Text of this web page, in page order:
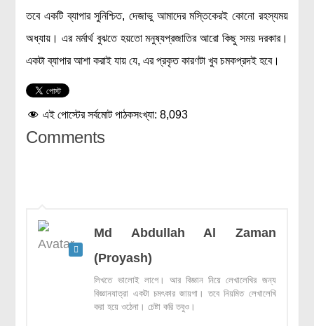
বিজ্ঞান নিয়ে কার্টুন
বাংলাদেশের কথা
তবে একটি ব্যাপার সুনিশ্চিত, দেজাভু আমাদের মস্তিকেরই কোনো রহস্যময়
অধ্যায়। এর মর্মার্থ বুঝতে হয়তো মনুষ্যপ্রজাতির আরো কিছু সময় দরকার।
একটা ব্যাপার আশা করাই যায় যে, এর প্রকৃত কারণটা খুব চমকপ্রদই হবে।
এই পোস্টের সর্বমোট পাঠকসংখ্যা:8,093
Comments
Md Abdullah Al Zaman
(Proyash)
লিখতে ভালোই লাগে। আর বিজ্ঞান নিয়ে লেখালেখির জন্য
বিজ্ঞানযাত্রা একটা চমৎকার জায়গা। তবে নিয়মিত লেখালেখি
করা হয়ে ওঠেনা। চেষ্টা করি তবুও।